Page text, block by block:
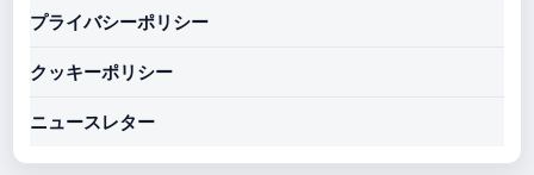
プライバシーポリシー
クッキーポリシー
ニュースレター